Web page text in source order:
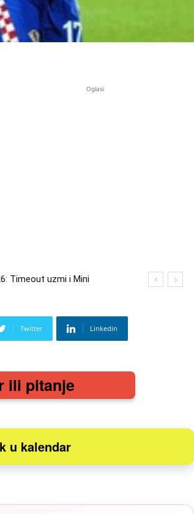
Oglasi
Timeout uzmi i Mini
bilo što i osvoji putovanje
Twitter Linkedin
ili pitanje
u kalendar